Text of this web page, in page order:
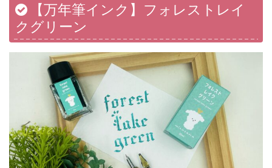
【万年筆インク】フォレストレイ
クグリーン